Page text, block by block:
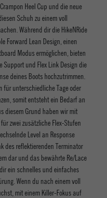
Heel Cup und die neue
Schuh zu einem voll
Während dir die HikeNRide
Forward Lean Design, einen
Modus ermöglichen, bieten
und Flex Link Design die
deines Boots hochzutrimmen.
für unterschiedliche Tage oder
somit entsteht ein Bedarf an
diesem Grund haben wir mit
zwei zusätzliche Flex-Stufen
Level an Response
des reflektierenden Terminator
dar und das bewährte Re/Lace
ein schnelles und einfaches
Wenn du nach einem voll
mit einem Killer-Fokus auf